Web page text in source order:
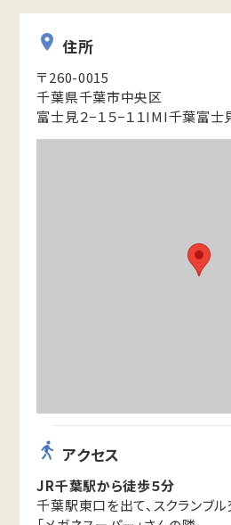
住所
〒260-0015
千葉県千葉市中央区
富士見２−１５−１１IMI千葉富士
アクセス
JR千葉駅から徒歩５分
千葉駅東口を出て、スクランブ